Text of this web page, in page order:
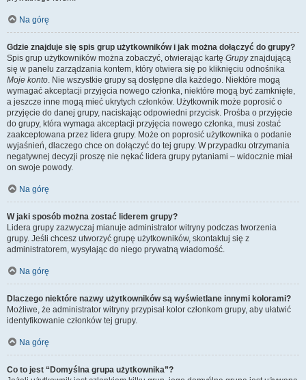
Na górę
Gdzie znajduje się spis grup użytkowników i jak można dołączyć do grupy?
Spis grup użytkowników można zobaczyć, otwierając kartę Grupyznajdującą
się w panelu zarządzania kontem, który otwiera się po kliknięciu odnośnika
Moje konto. Nie wszystkie grupy są dostępne dla każdego. Niektóre mogą
wymagać akceptacji przyjęcia nowego członka, niektóre mogą być zamknięte,
a jeszcze inne mogą mieć ukrytych członków. Użytkownik może poprosić o
przyjęcie do danej grupy, naciskając odpowiedni przycisk. Prośba o przyjęcie
do grupy, która wymaga akceptacji przyjęcia nowego członka, musi zostać
zaakceptowana przez lidera grupy. Może on poprosić użytkownika o podanie
wyjaśnień, dlaczego chce on dołączyć do tej grupy. W przypadku otrzymania
negatywnej decyzji proszę nie nękać lidera grupy pytaniami – widocznie miał
on swoje powody.
Na górę
W jaki sposób można zostać liderem grupy?
Lidera grupy zazwyczaj mianuje administrator witryny podczas tworzenia
grupy. Jeśli chcesz utworzyć grupę użytkowników, skontaktuj się z
administratorem, wysyłając do niego prywatną wiadomość.
Na górę
Dlaczego niektóre nazwy użytkowników są wyświetlane innymi kolorami?
Możliwe, że administrator witryny przypisał kolor członkom grupy, aby ułatwić
identyfikowanie członków tej grupy.
Na górę
Co to jest “Domyślna grupa użytkownika”?